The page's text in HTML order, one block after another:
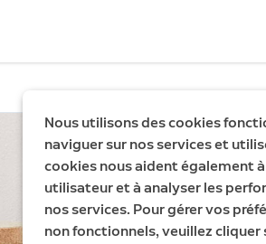
Nous utilisons des cookies
naviguer sur nos services et
cookies nous aident également
utilisateur et à analyser les
nos services. Pour gérer vos
non fonctionnels, veuillez cliquer